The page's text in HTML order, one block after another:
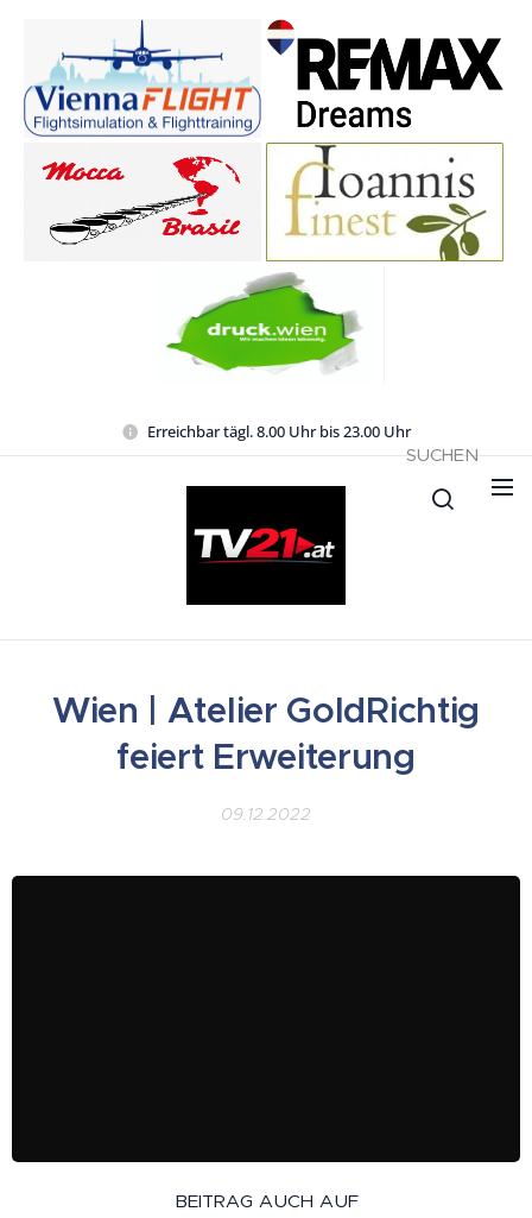
Erreichbar tägl. 8.00 Uhr bis 23.00 Uhr
SUCHEN
Wien | Atelier GoldRichtig
feiert Erweiterung
09.12.2022
BEITRAG AUCH AUF